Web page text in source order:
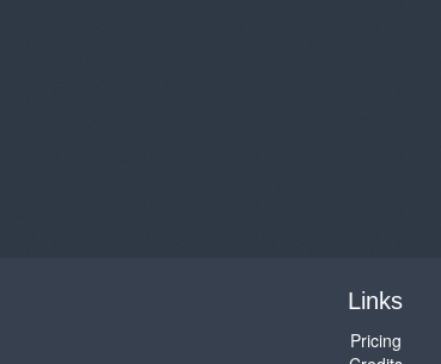
Links
Pricing